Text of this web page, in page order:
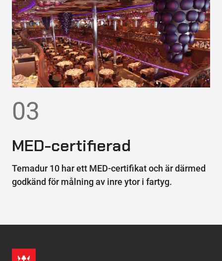
03
MED-certifierad
Temadur 10 har ett MED-certifikat och är därmed
godkänd för målning av inre ytor i fartyg.